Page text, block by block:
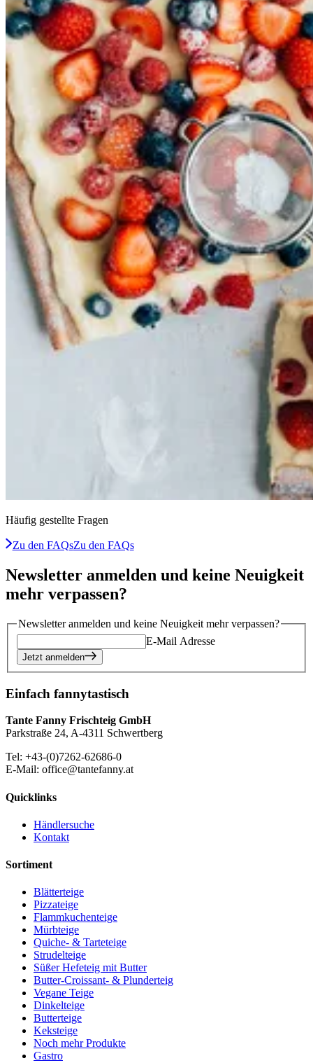
Häufig gestellte Fragen
Zu den FAQsZu den FAQs
Newsletter anmelden und keine Neuigkeit
mehr verpassen?
Newsletter anmelden und keine Neuigkeit mehr verpassen?
E-Mail Adresse
Jetzt anmelden
Einfach fannytastisch
Tante Fanny Frischteig GmbH
Parkstraße 24, A-4311 Schwertberg
Tel: +43-(0)7262-62686-0
E-Mail: office@tantefanny.at
Quicklinks
Händlersuche
Kontakt
Sortiment
Blätterteige
Pizzateige
Flammkuchenteige
Mürbteige
Quiche- & Tarteteige
Strudelteige
Süßer Hefeteig mit Butter
Butter-Croissant- & Plunderteig
Vegane Teige
Dinkelteige
Butterteige
Keksteige
Noch mehr Produkte
Gastro